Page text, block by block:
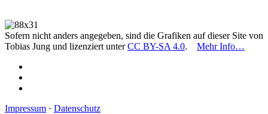
Sofern nicht anders angegeben, sind die Grafiken auf dieser Site von
Tobias Jung und lizenziert unterCC BY-SA 4.0. Mehr Info…
Impressum · Datenschutz